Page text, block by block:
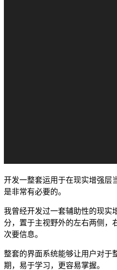
开发一整套运用于在现实增强层
是非常有必要的。
我曾经开发过一套辅助性的现实
分，置于主视野外的左右两侧，
次要信息。
整套的界面系统能够让用户对于
期，易于学习，更容易掌握。